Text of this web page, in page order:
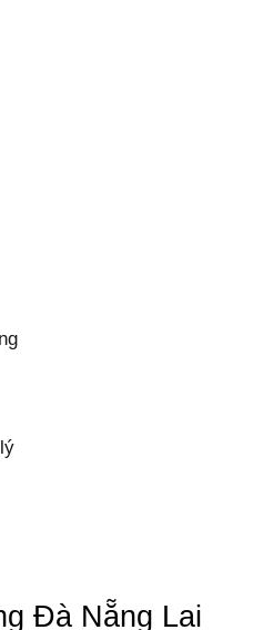
Đà Nẵng Lai